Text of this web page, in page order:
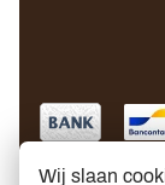
Wij slaan